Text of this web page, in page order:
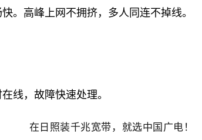
。高峰上网不拥挤，多人同连不掉线。
线，故障快速处理。
在日照装千兆宽带，就选中国广电！